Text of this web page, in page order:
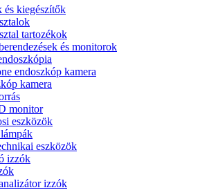
és kiegészítők
tartozékok
és monitorok
endoszkóp kamera
kamera
monitor
eszközök
eszközök
izzók
izzók